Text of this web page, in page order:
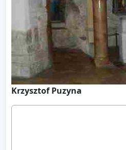
Krzysztof Puzyna